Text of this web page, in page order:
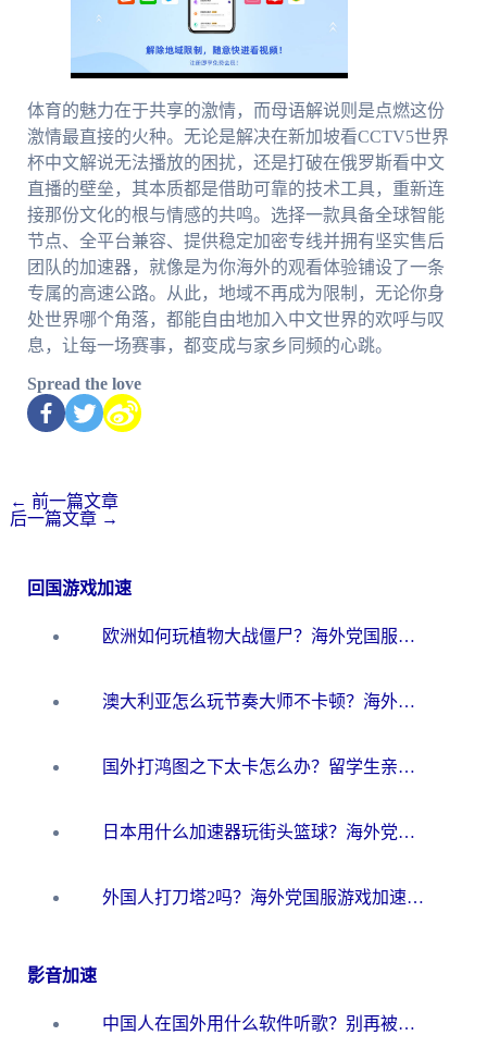
体育的魅力在于共享的激情，而母语解说则是点燃这份
激情最直接的火种。无论是解决在新加坡看CCTV5世界
杯中文解说无法播放的困扰，还是打破在俄罗斯看中文
直播的壁垒，其本质都是借助可靠的技术工具，重新连
接那份文化的根与情感的共鸣。选择一款具备全球智能
节点、全平台兼容、提供稳定加密专线并拥有坚实售后
团队的加速器，就像是为你海外的观看体验铺设了一条
专属的高速公路。从此，地域不再成为限制，无论你身
处世界哪个角落，都能自由地加入中文世界的欢呼与叹
息，让每一场赛事，都变成与家乡同频的心跳。
Spread the love
← 前一篇文章
后一篇文章 →
回国游戏加速
欧洲如何玩植物大战僵尸？海外党国服游戏加速避坑指南（附实测对比）
澳大利亚怎么玩节奏大师不卡顿？海外党国服游戏加速终极指南
国外打鸿图之下太卡怎么办？留学生亲测有效的国服游戏加速方案
日本用什么加速器玩街头篮球？海外党国服游戏不卡顿的终极攻略
外国人打刀塔2吗？海外党国服游戏加速避坑全攻略
影音加速
中国人在国外用什么软件听歌？别再被地域限制卡脖子，这篇教你轻松解锁国内音乐库